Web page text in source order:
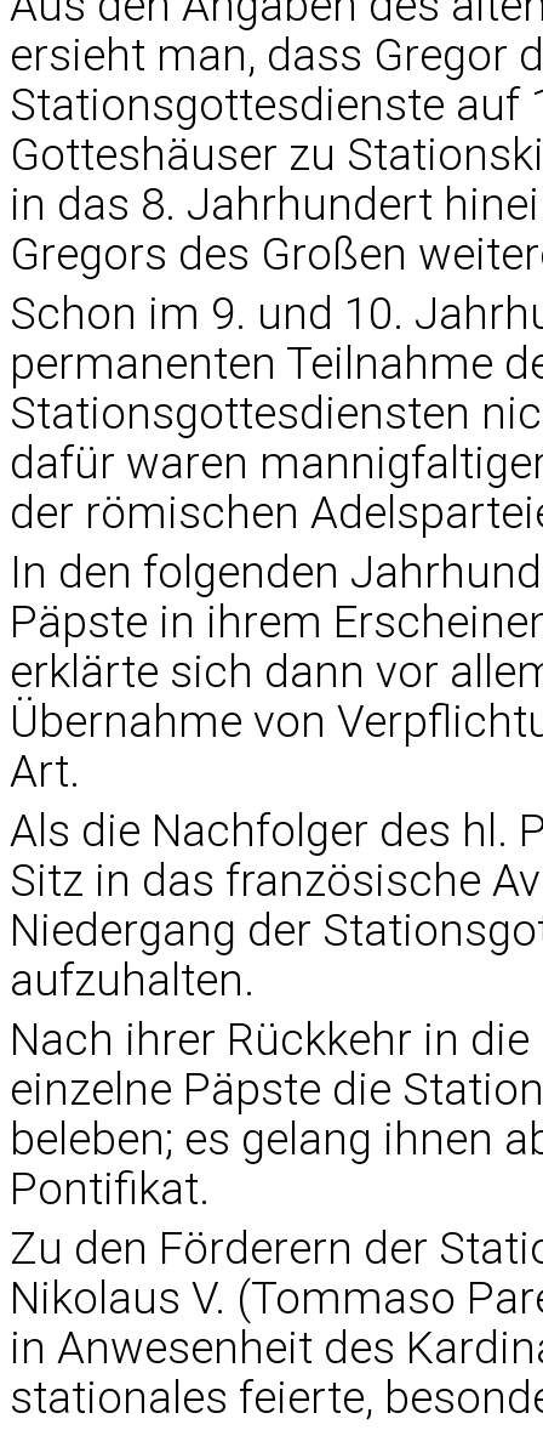
ersieht man, dass Gregor
Stationsgottesdienste auf
Gotteshäuser zu
in das 8. Jahrhundert
Gregors des Großen
Schon im 9. und 10.
permanenten Teilnahme
Stationsgottesdiensten
dafür waren
der römischen
In den folgenden
Päpste in ihrem
erklärte sich dann vor
Übernahme von
Art.
Als die Nachfolger des hl.
Sitz in das französische
Niedergang der
aufzuhalten.
Nach ihrer Rückkehr in
einzelne Päpste die
beleben; es gelang ihnen
Pontifikat.
Zu den Förderern der
Nikolaus V. (Tommaso
in Anwesenheit des
stationales feierte,